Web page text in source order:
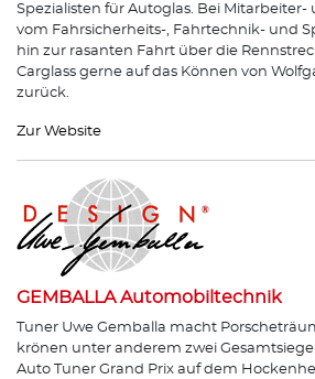
Spezialisten für Autoglas. Bei Mitarbeiter-
vom Fahrsicherheits-, Fahrtechnik- und
hin zur rasanten Fahrt über die
Carglass gerne auf das Können von
zurück.
Zur Website
GEMBALLA Automobiltechnik
Tuner Uwe Gemballa macht
krönen unter anderem zwei
Auto Tuner Grand Prix auf dem